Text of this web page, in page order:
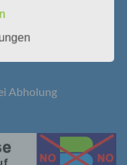
Abholung
Informationen,
identifizierbare
wird eine
zu einer
einer Online-
der
oder
Person sind,